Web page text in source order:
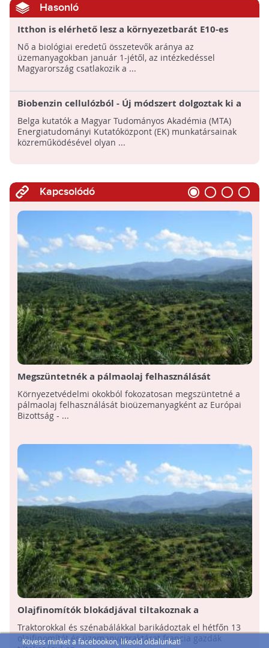
Kövess minket a facebookon, likeold oldalunkat!
Hasonló
Itthon is elérhető lesz a környezetbarát E10-es
üzemanyag
Nő a biológiai eredetű összetevők aránya az
üzemanyagokban január 1-jétől, az intézkedéssel
Magyarország csatlakozik a ...
Biobenzin cellulózból - Új módszert dolgoztak ki a
bioüzemanyagok előállítására belga és magyar
kutatók
Belga kutatók a Magyar Tudományos Akadémia (MTA)
Energiatudományi Kutatóközpont (EK) munkatársainak
közreműködésével olyan ...
Kapcsolódó
Megszüntetnék a pálmaolaj felhasználását
bioüzemanyagként
Környezetvédelmi okokból fokozatosan megszüntetné a
pálmaolaj felhasználását bioüzemanyagként az Európai
Bizottság - ...
Olajfinomítók blokádjával tiltakoznak a
bioüzemanyagokhoz szükséges nyersanyag
importja ellen
Traktorokkal és szénabálákkal barikádoztak el hétfőn 13
olajfinomítót és üzemanyagraktárat francia gazdák